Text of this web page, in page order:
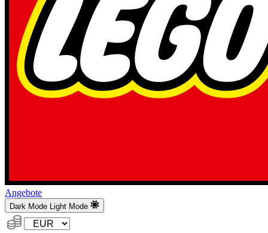
Angebote
Dark Mode Light Mode
Währung: